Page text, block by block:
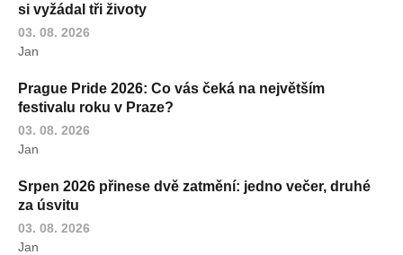
si vyžádal tři životy
03. 08. 2026
Jan
Prague Pride 2026: Co vás čeká na největším
festivalu roku v Praze?
03. 08. 2026
Jan
Srpen 2026 přinese dvě zatmění: jedno večer, druhé
za úsvitu
03. 08. 2026
Jan